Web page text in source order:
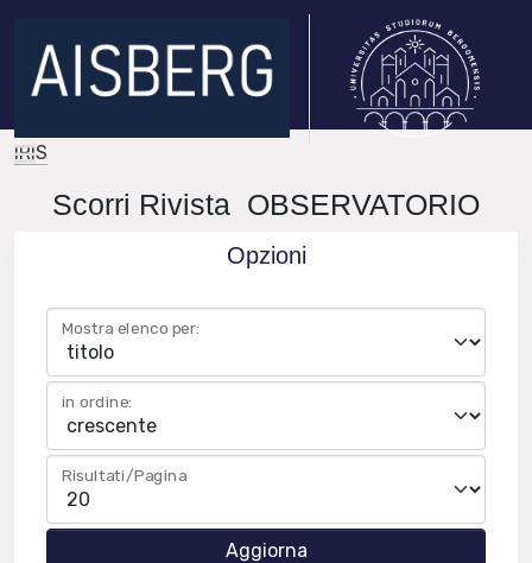
IRIS
Scorri Rivista OBSERVATORIO
Opzioni
Mostra elenco per:
in ordine:
Risultati/Pagina